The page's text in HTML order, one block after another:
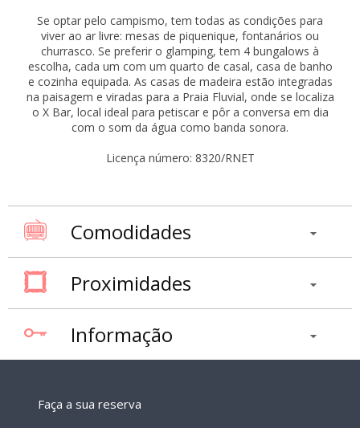
Se optar pelo campismo, tem todas as condições para
viver ao ar livre: mesas de piquenique, fontanários ou
churrasco. Se preferir o glamping, tem 4 bungalows à
escolha, cada um com um quarto de casal, casa de banho
e cozinha equipada. As casas de madeira estão integradas
na paisagem e viradas para a Praia Fluvial, onde se localiza
o X Bar, local ideal para petiscar e pôr a conversa em dia
com o som da água como banda sonora.
Licença número: 8320/RNET
Comodidades
Proximidades
Informação
Faça a sua reserva